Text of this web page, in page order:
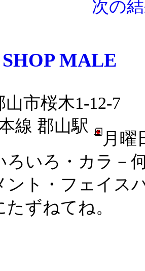
次の
MALE
市桜木1-12-7
線 郡山駅
月曜
ろいろ・カラ－
ント・フェイス
ずねてね。